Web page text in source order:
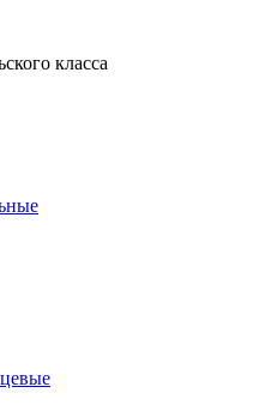
класса